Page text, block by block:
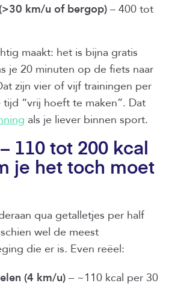
km/u of bergop) – 400 tot
maakt: het is bijna gratis
je 20 minuten op de fiets naar
zijn vier of vijf trainingen per
“vrij hoeft te maken”. Dat
als je liever binnen sport.
110 tot 200 kcal
je het toch moet
qua getalletjes per half
wel de meest
die er is. Even reëel:
(4 km/u) – ~110 kcal per 30